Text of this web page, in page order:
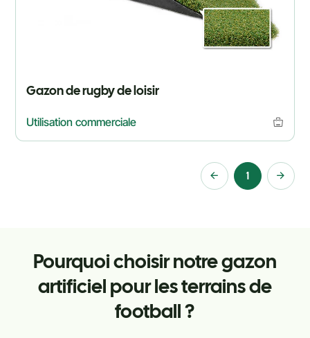
Gazon de rugby de loisir
Utilisation commerciale
1
Pourquoi choisir notre gazon
artificiel pour les terrains de
football ?